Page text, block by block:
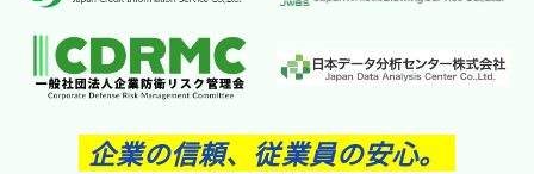
企業の信頼、従業員の安心。